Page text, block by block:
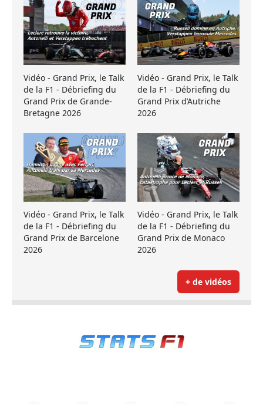
Vidéo - Grand Prix, le Talk
de la F1 - Débriefing du
Grand Prix de Grande-
Bretagne 2026
Vidéo - Grand Prix, le Talk
de la F1 - Débriefing du
Grand Prix d’Autriche
2026
Vidéo - Grand Prix, le Talk
de la F1 - Débriefing du
Grand Prix de Barcelone
2026
Vidéo - Grand Prix, le Talk
de la F1 - Débriefing du
Grand Prix de Monaco
2026
+ de vidéos